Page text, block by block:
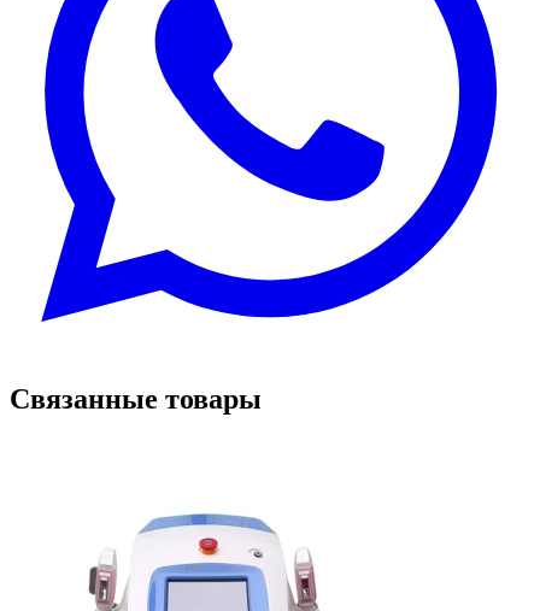
Связанные товары